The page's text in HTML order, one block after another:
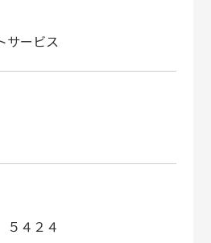
サービス
５４２４